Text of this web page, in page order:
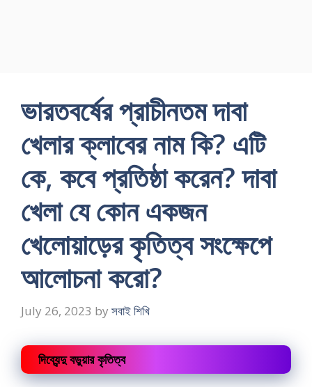
ভারতবর্ষের প্রাচীনতম দাবা
খেলার ক্লাবের নাম কি? এটি
কে, কবে প্রতিষ্ঠা করেন? দাবা
খেলা যে কোন একজন
খেলোয়াড়ের কৃতিত্ব সংক্ষেপে
আলোচনা করো?
July 26, 2023 by সবাই শিখি
দিব্যেন্দু বড়ুয়ার কৃতিত্ব